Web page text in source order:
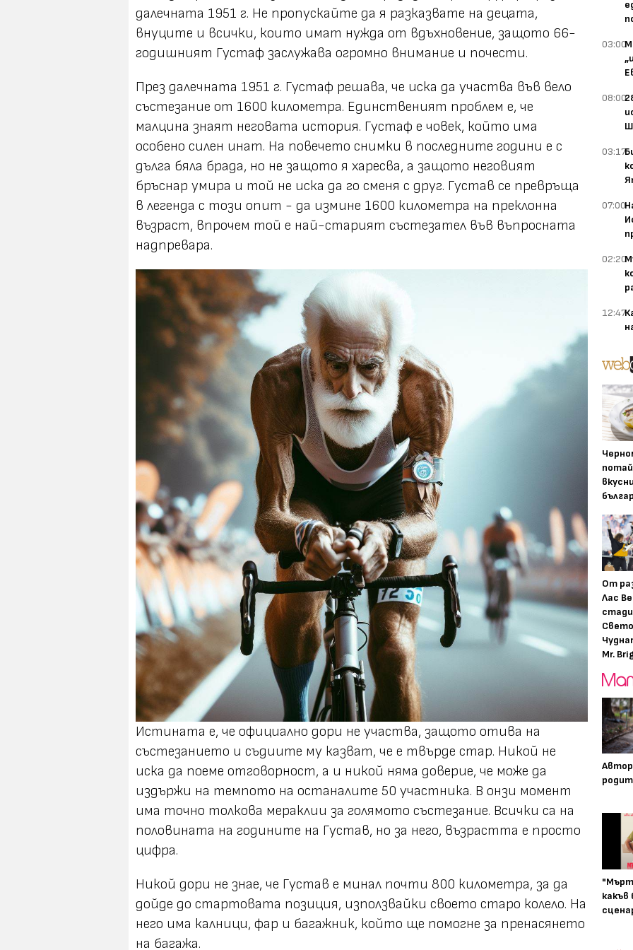
далечната 1951 г. Не пропускайте да я разказвате на децата,
внуците и всички, които имат нужда от вдъхновение, защото 66-
годишният Густаф заслужава огромно внимание и почести.
През далечната 1951 г. Густаф решава, че иска да участва във вело
състезание от 1600 километра. Единственият проблем е, че
малцина знаят неговата история. Густаф е човек, който има
особено силен инат. На повечето снимки в последните години е с
дълга бяла брада, но не защото я харесва, а защото неговият
бръснар умира и той не иска да го сменя с друг. Густав се превръща
в легенда с този опит - да измине 1600 километра на преклонна
възраст, впрочем той е най-старият състезател във въпросната
надпревара.
Истината е, че официално дори не участва, защото отива на
състезанието и съдиите му казват, че е твърде стар. Никой не
иска да поеме отговорност, а и никой няма доверие, че може да
издържи на темпото на останалите 50 участника. В онзи момент
има точно толкова мераклии за голямото състезание. Всички са на
половината на годините на Густав, но за него, възрастта е просто
цифра.
Никой дори не знае, че Густав е минал почти 800 километра, за да
дойде до стартовата позиция, използвайки своето старо колело. На
него има калници, фар и багажник, който ще помогне за пренасянето
на багажа.
03:00
08:00
03:17
07:00
02:20
12:47
От
Лас
Mr.